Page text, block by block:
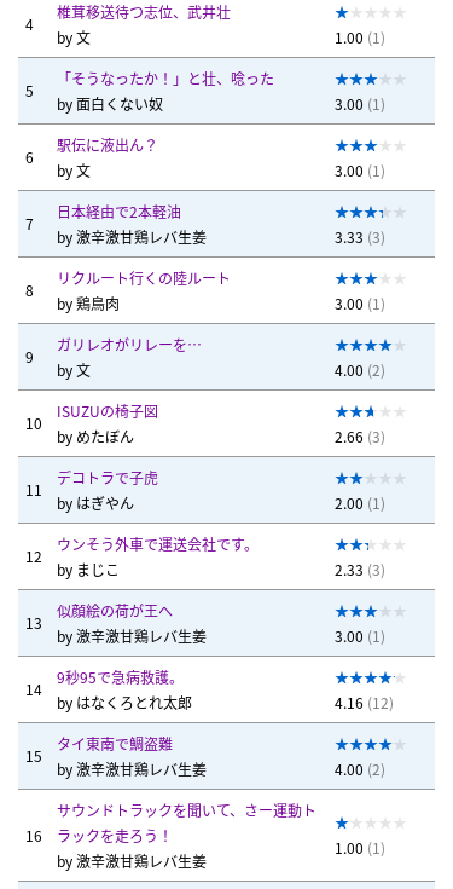
4
椎茸移送待つ志位、武井壮
by文 1.00 (1)
5
「そうなったか！」と壮、唸った
by面白くない奴 3.00 (1)
6
駅伝に液出ん？
by文 3.00 (1)
7
日本経由で2本軽油
by激辛激甘鶏レバ生姜 3.33 (3)
8
リクルート行くの陸ルート
by鶏鳥肉 3.00 (1)
9
ガリレオがリレーを…
by文 4.00 (2)
10
ISUZUの椅子図
by めたぼん 2.66 (3)
11
デコトラで子虎
by はぎやん 2.00 (1)
12
ウンそう外車で運送会社です。
by まじこ 2.33 (3)
13
似顔絵の荷が王へ
by激辛激甘鶏レバ生姜 3.00 (1)
14
9秒95で急病救護。
by はなくろとれ太郎 4.16 (12)
15
タイ東南で鯛盗難
by激辛激甘鶏レバ生姜 4.00 (2)
16
サウンドトラックを聞いて、さー運動ト
ラックを走ろう！
by激辛激甘鶏レバ生姜
1.00 (1)